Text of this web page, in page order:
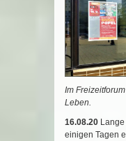
Im
Leben.
16.08.20
einigen Tagen